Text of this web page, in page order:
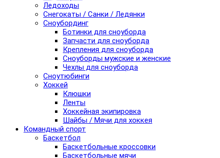
Ледоходы
Снегокаты / Санки / Ледянки
Сноубординг
Ботинки для сноуборда
Запчасти для сноуборда
Крепления для сноуборда
Сноуборды мужские и женские
Чехлы для сноуборда
Сноутюбинги
Хоккей
Клюшки
Ленты
Хоккейная экипировка
Шайбы / Мячи для хоккея
Командный спорт
Баскетбол
Баскетбольные кроссовки
Баскетбольные мячи